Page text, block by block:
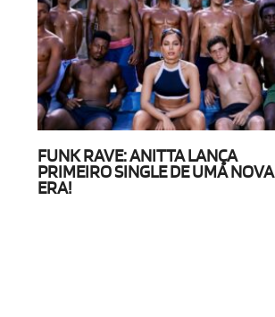
FUNK RAVE: ANITTA LANÇA
PRIMEIRO SINGLE DE UMA NOVA
ERA!